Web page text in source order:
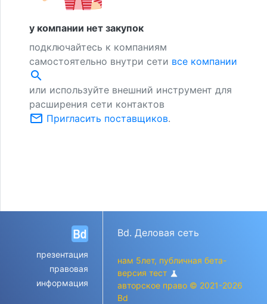
у компании нет закупок
подключайтесь к компаниям
самостоятельно внутри сети все компании
search
или используйте внешний инструмент для
расширения сети контактов
mail_outline Пригласить поставщиков.
презентация
правовая
информация
Bd. Деловая сеть
нам 5лет, публичная бета-
версия тест science
авторское право © 2021-2026
Bd